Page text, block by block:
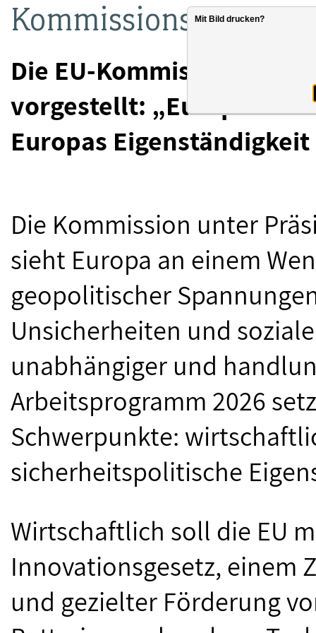
Die EU-Kommission hat
vorgestellt: „Europe’s
Europas
Die Kommission unter
sieht Europa an einem
geopolitischer
Unsicherheiten und
unabhängiger und
Arbeitsprogramm 2026
Schwerpunkte:
sicherheitspolitische
Wirtschaftlich soll die EU
Innovationsgesetz, einem
und gezielter Förderung
Mit Bild drucken?